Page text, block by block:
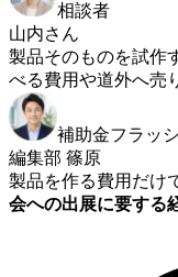
相談者
山内さん
製品そのものを試作
べる費用や道外へ売
補助金フラッ
編集部 篠原
製品を作る費用だけ
会への出展に要する